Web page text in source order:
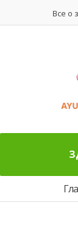
Все о